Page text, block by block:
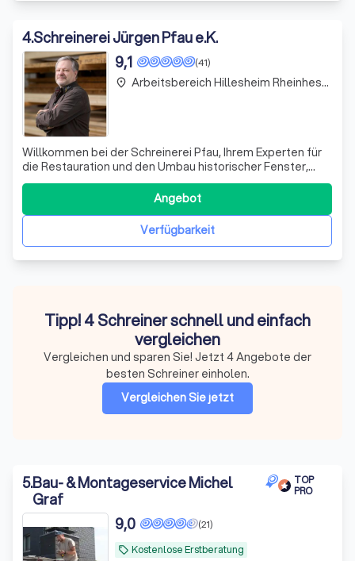
4.Schreinerei Jürgen Pfau e.K.
(41)
9,1
Willkommen bei der Schreinerei Pfau, Ihrem Experten für
die Restauration und den Umbau historischer Fenster,
Türen und Klappläden. Seit 1993 widmen wir uns mit
Leidenschaft der meisterhaften Handwerkskunst, um die
individuellen Wohnträume unserer Kunden zu
verwirklichen. Unser Team aus kreativen und
Verfügbarkeit
Angebot
place Arbeitsbereich Hillesheim Rheinhessen
Tipp! 4 Schreiner schnell und einfach
vergleichen
Vergleichen und sparen Sie! Jetzt 4 Angebote der
besten Schreiner einholen.
Vergleichen Sie jetzt
5.Bau- & Montageservice Michel
Graf
TOP
PRO
local_offer Kostenlose Erstberatung
(21)
9,0